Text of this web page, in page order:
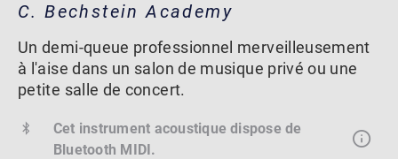
C. Bechstein Academy
Un demi-queue professionnel merveilleusement
à l'aise dans un salon de musique privé ou une
petite salle de concert.
Cet instrument acoustique dispose de
Bluetooth MIDI.